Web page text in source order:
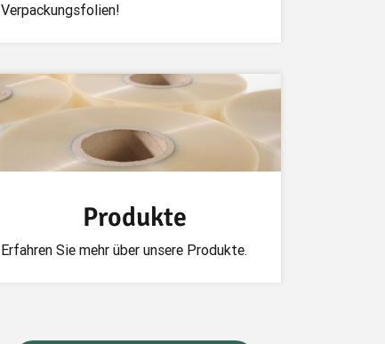
Verpackungsfolien!
Produkte
Erfahren Sie mehr über unsere Produkte.